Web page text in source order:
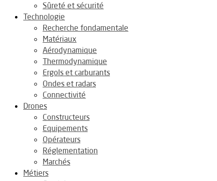
Sûreté et sécurité
Technologie
Recherche fondamentale
Matériaux
Aérodynamique
Thermodynamique
Ergols et carburants
Ondes et radars
Connectivité
Drones
Constructeurs
Equipements
Opérateurs
Réglementation
Marchés
Métiers